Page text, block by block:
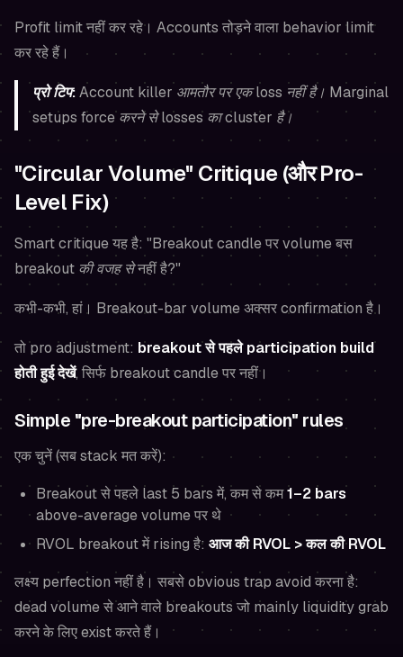
Profit limit नहीं कर रहे। Accounts तोड़ने वाला behavior limit
कर रहे हैं।
प्रो टिप:Account killer आमतौर पर एक loss नहीं है। Marginal
setups force करने से losses का cluster है।
"Circular Volume" Critique (और Pro-
Level Fix)
Smart critique यह है: "Breakout candle पर volume बस
breakout की वजह सेनहीं है?"
कभी-कभी, हां। Breakout-bar volume अक्सर confirmation है।
तो pro adjustment: breakout से पहले participation build
होती हुई देखें, सिर्फ breakout candle पर नहीं।
Simple "pre-breakout participation" rules
एक चुनें (सब stack मत करें):
Breakout से पहले last 5 bars में, कम से कम1–2 bars
above-average volume पर थे
RVOL breakout में rising है: आज की RVOL > कल की RVOL
लक्ष्य perfection नहीं है। सबसे obvious trap avoid करना है:
dead volume से आने वाले breakouts जो mainly liquidity grab
करने के लिए exist करते हैं।